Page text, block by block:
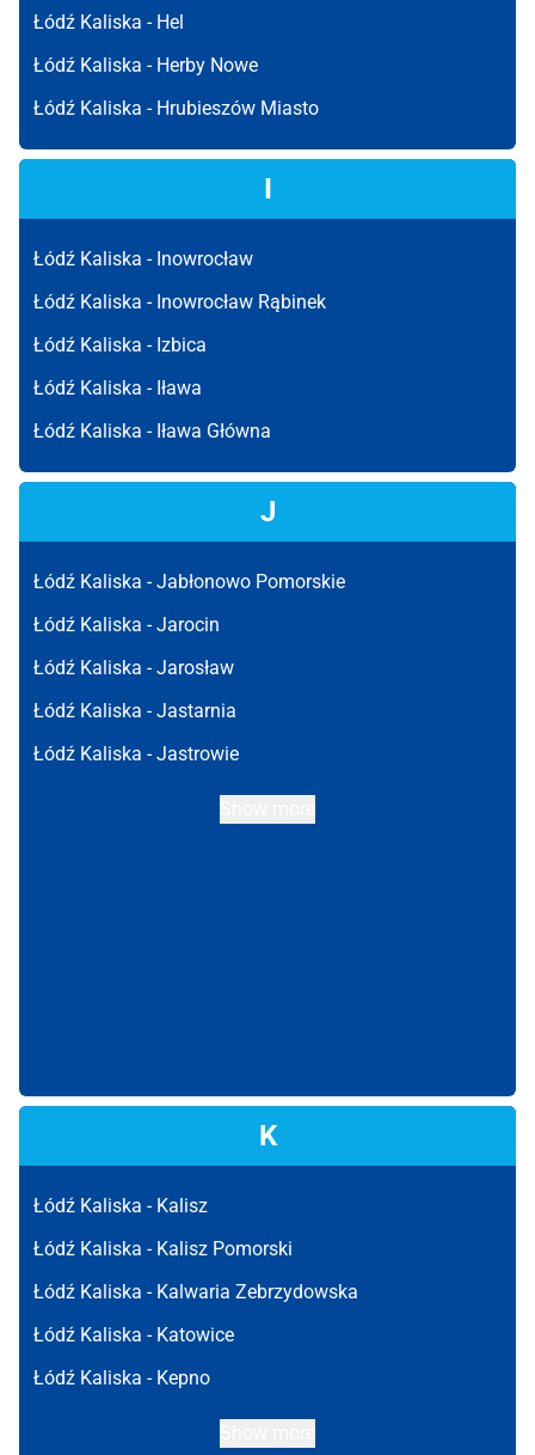
Łódź Kaliska - Hel
Łódź Kaliska - Herby Nowe
Łódź Kaliska - Hrubieszów Miasto
I
Łódź Kaliska - Inowrocław
Łódź Kaliska - Inowrocław Rąbinek
Łódź Kaliska - Izbica
Łódź Kaliska - Iława
Łódź Kaliska - Iława Główna
J
Łódź Kaliska -Jabłonowo Pomorskie
Łódź Kaliska -Jarocin
Łódź Kaliska -Jarosław
Łódź Kaliska -Jastarnia
Łódź Kaliska -Jastrowie
K
Łódź Kaliska - Kalisz
Łódź Kaliska - Kalisz Pomorski
Łódź Kaliska - Kalwaria Zebrzydowska
Łódź Kaliska - Katowice
Łódź Kaliska - Kepno